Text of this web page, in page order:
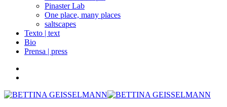
Pinaster Lab
One place, many places
saltscapes
Texto | text
Bio
Prensa | press